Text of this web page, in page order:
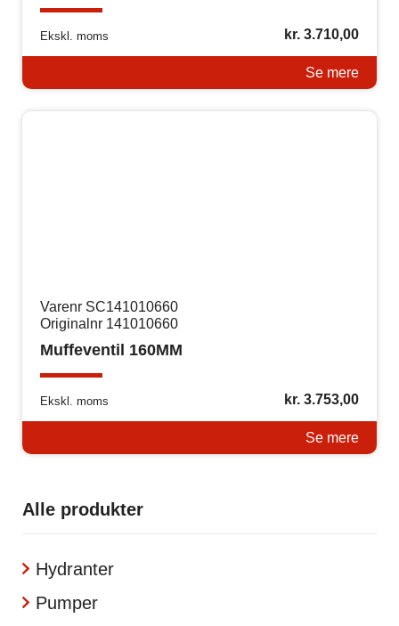
Ekskl. moms kr.3.710,00
Se mere
Varenr SC141010660
Originalnr 141010660
Muffeventil 160MM
Ekskl. moms kr.3.753,00
Se mere
Alle produkter
Hydranter
Pumper